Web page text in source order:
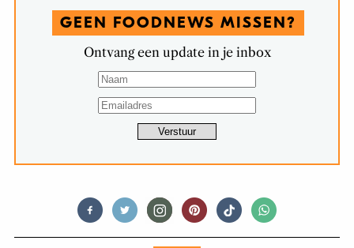
GEEN FOODNEWS MISSEN?
Ontvang een update in je inbox